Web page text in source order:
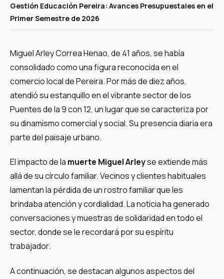
Gestión Educación Pereira: Avances Presupuestales en el
Primer Semestre de 2026
Miguel Arley Correa Henao, de 41 años, se había
consolidado como una figura reconocida en el
comercio local de Pereira. Por más de diez años,
atendió su estanquillo en el vibrante sector de los
Puentes de la 9 con 12, un lugar que se caracteriza por
su dinamismo comercial y social. Su presencia diaria era
parte del paisaje urbano.
El impacto de la muerte Miguel Arleyse extiende más
allá de su círculo familiar. Vecinos y clientes habituales
lamentan la pérdida de un rostro familiar que les
brindaba atención y cordialidad. La noticia ha generado
conversaciones y muestras de solidaridad en todo el
sector, donde se le recordará por su espíritu
trabajador.
A continuación, se destacan algunos aspectos del